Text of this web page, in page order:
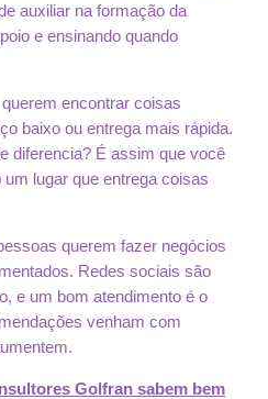
auxiliar na formação da
e ensinando quando
encontrar coisas
baixo ou entrega mais rápida.
diferencia? É assim que você
lugar que entrega coisas
querem fazer negócios
Redes sociais são
e um bom atendimento é o
venham com
Golfran sabem bem